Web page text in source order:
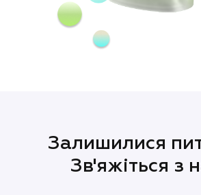
Залишилися
Зв'яжіться з